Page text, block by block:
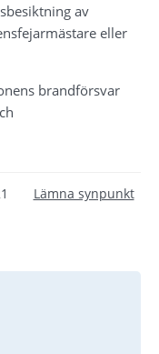
av
eller
brandförsvar
Lämna synpunkt
till annan webbplats,